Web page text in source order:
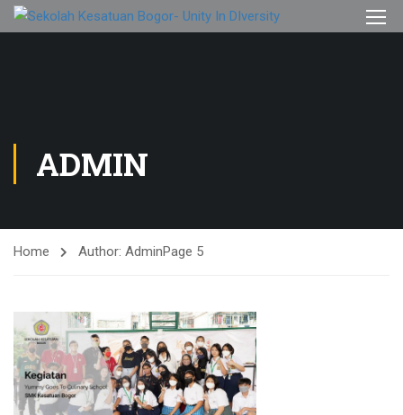
ADMIN
Home Author: AdminPage 5